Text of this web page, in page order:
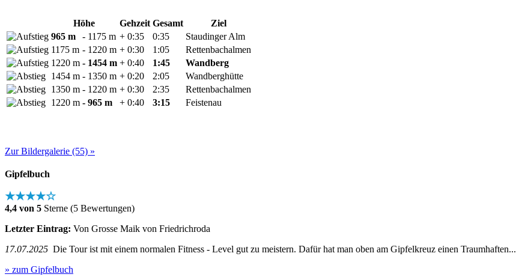
Höhe Gehzeit Gesamt
Ziel
965 m
- 1175 m + 0:35 0:35
Staudinger Alm
1175 m - 1220 m + 0:30 1:05
Rettenbachalmen
1220 m - 1454 m + 0:40 1:45
Wandberg
1454 m - 1350 m + 0:20 2:05
Wandberghütte
1350 m - 1220 m + 0:30 2:35
Rettenbachalmen
1220 m - 965 m + 0:40 3:15 Feistenau
Zur Bildergalerie (55) »
Gipfelbuch
★★★★☆
4,4 von 5 Sterne (5 Bewertungen)
Letzter Eintrag: Von Grosse Maik von Friedrichroda
17.07.2025 Die Tour ist mit einem normalen Fitness - Level gut zu meistern. Dafür hat man oben am Gipfelkreuz einen Traumhaften...
» zum Gipfelbuch